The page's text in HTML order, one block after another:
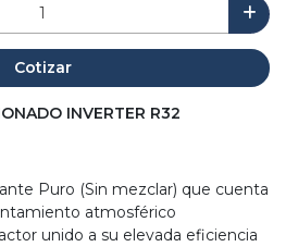
Cotizar
INVERTER R32
Puro (Sin mezclar) que cuenta
atmosférico
unido a su elevada eficiencia